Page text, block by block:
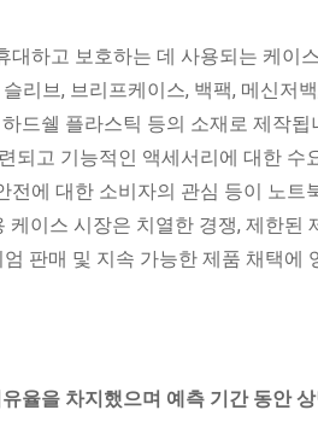
하고 보호하는 데 사용되는 케이
리브, 브리프케이스, 백팩, 메신저
드쉘 플라스틱 등의 소재로 제작됩
되고 기능적인 액세서리에 대한 수
전에 대한 소비자의 관심 등이 노트
이스 시장은 치열한 경쟁, 제한된
판매 및 지속 가능한 제품 채택에
율을 차지했으며 예측 기간 동안